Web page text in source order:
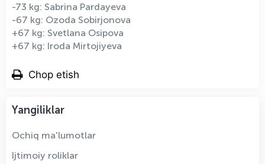
-73 kg: Sabrina Pardayeva
-67 kg: Ozoda Sobirjonova
+67 kg: Svetlana Osipova
+67 kg: Iroda Mirtojiyeva
Chop etish
Yangiliklar
Ochiq ma'lumotlar
Ijtimoiy roliklar